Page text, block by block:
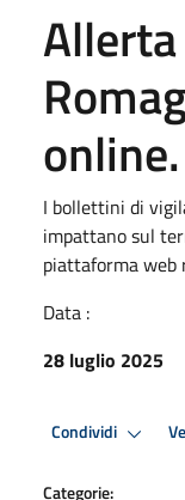
online.
I bollettini di
impattano sul
piattaforma web
Data :
28 luglio 2025
Condividi
Categorie: